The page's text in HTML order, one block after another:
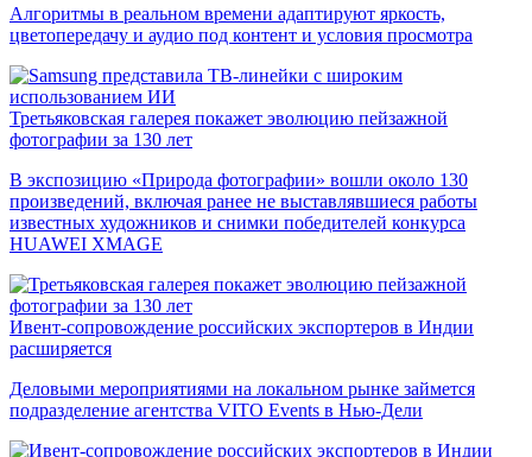
Алгоритмы в реальном времени адаптируют яркость,
цветопередачу и аудио под контент и условия просмотра
Третьяковская галерея покажет эволюцию пейзажной
фотографии за 130 лет
В экспозицию «Природа фотографии» вошли около 130
произведений, включая ранее не выставлявшиеся работы
известных художников и снимки победителей конкурса
HUAWEI XMAGE
Ивент-сопровождение российских экспортеров в Индии
расширяется
Деловыми мероприятиями на локальном рынке займется
подразделение агентства VITO Events в Нью-Дели